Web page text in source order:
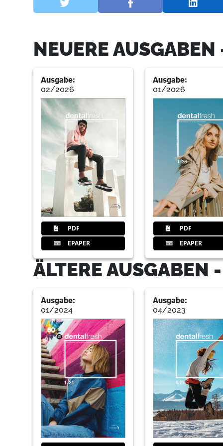
NEUERE
Ausgabe:
02/2026
PDF
EPAPER
Ausgabe:
01/2026
PDF
EPAPER
ÄLTERE AUSGABEN
Ausgabe:
01/2024
Ausgabe:
04/2023